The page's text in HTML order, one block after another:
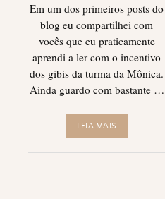
Em um dos primeiros posts do
blog eu compartilhei com
vocês que eu praticamente
aprendi a ler com o incentivo
dos gibis da turma da Mônica.
Ainda guardo com bastante …
LEIA MAIS